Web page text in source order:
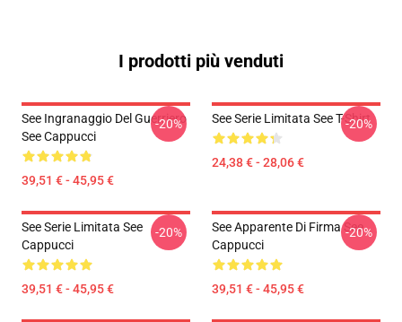
I prodotti più venduti
See Ingranaggio Del Guerriero
See Cappucci
39,51 € - 45,95 €
-20% See Serie Limitata See T-Shirt
24,38 € - 28,06 €
-20%
See Serie Limitata See
Cappucci
39,51 € - 45,95 €
-20%
See Apparente Di Firma See
Cappucci
39,51 € - 45,95 €
-20%